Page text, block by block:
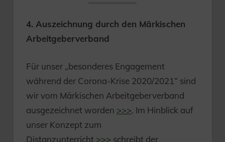
4. Auszeichnung durch den Märkischen
Arbeitgeberverband
Für unser „besonderes Engagement
während der Corona-Krise 2020/2021“ sind
wir vom Märkischen Arbeitgeberverband
ausgezeichnet worden >>>. Im Hinblick auf
unser Konzept zum
Distanzunterricht >>> schreibt der